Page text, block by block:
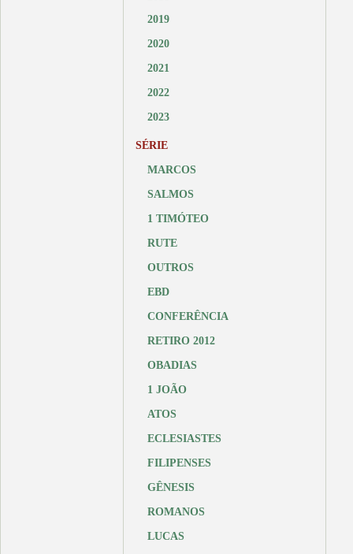
2019
2020
2021
2022
2023
SÉRIE
MARCOS
SALMOS
1 TIMÓTEO
RUTE
OUTROS
EBD
CONFERÊNCIA
RETIRO 2012
OBADIAS
1 JOÃO
ATOS
ECLESIASTES
FILIPENSES
GÊNESIS
ROMANOS
LUCAS